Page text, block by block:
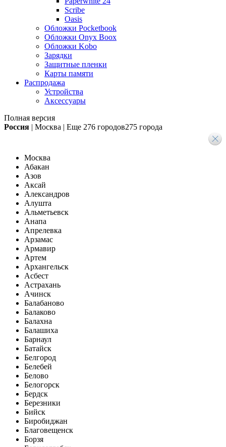
Scribe
Oasis
Обложки Pocketbook
Обложки Onyx Boox
Обложки Kobo
Зарядки
Защитные пленки
Карты памяти
Распродажа
Устройства
Аксессуары
Полная версия
Россия | Москва | Еще 276 городов275 города
Москва
Абакан
Азов
Аксай
Александров
Алушта
Альметьевск
Анапа
Апрелевка
Арзамас
Армавир
Артем
Архангельск
Асбест
Астрахань
Ачинск
Балабаново
Балаково
Балахна
Балашиха
Барнаул
Батайск
Белгород
Белебей
Белово
Белогорск
Бердск
Березники
Бийск
Биробиджан
Благовещенск
Борзя